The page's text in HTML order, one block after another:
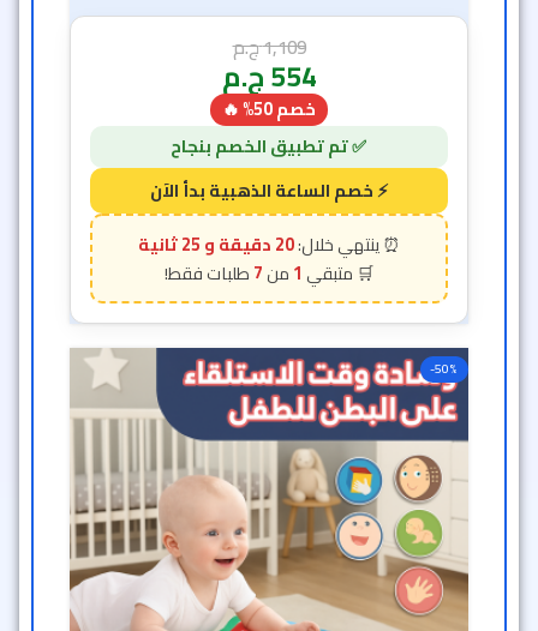
1,109ج.م
554ج.م
خصم 50% 🔥
20 دقيقة و 23 ثانية
1
7
-50%